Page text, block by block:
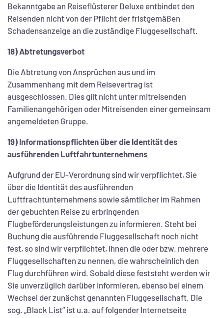
Bekanntgabe an Reiseflüsterer Deluxe entbindet den
Reisenden nicht von der Pflicht der fristgemäßen
Schadensanzeige an die zuständige Fluggesellschaft.
18) Abtretungsverbot
Die Abtretung von Ansprüchen aus und im
Zusammenhang mit dem Reisevertrag ist
ausgeschlossen. Dies gilt nicht unter mitreisenden
Familienangehörigen oder Mitreisenden einer gemeinsam
angemeldeten Gruppe.
19) Informationspflichten über die Identität des
ausführenden Luftfahrtunternehmens
Aufgrund der EU-Verordnung sind wir verpflichtet, Sie
über die Identität des ausführenden
Luftfrachtunternehmens sowie sämtlicher im Rahmen
der gebuchten Reise zu erbringenden
Flugbeförderungsleistungen zu informieren. Steht bei
Buchung die ausführende Fluggesellschaft noch nicht
fest, so sind wir verpflichtet, Ihnen die oder bzw. mehrere
Fluggesellschaften zu nennen, die wahrscheinlich den
Flug durchführen wird. Sobald diese feststeht werden wir
Sie unverzüglich darüber informieren, ebenso bei einem
Wechsel der zunächst genannten Fluggesellschaft. Die
sog. „Black List“ ist u.a. auf folgender Internetseite